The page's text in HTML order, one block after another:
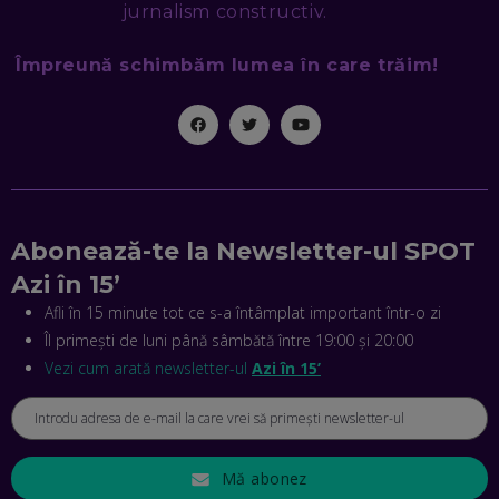
EP. 46
EP. 44
CRISTIAN GROZEA, BEEFAST: PREGĂTIM CEL MAI BUN
DISPECERAT AUTOMAT DE PE PIAȚĂ! CUM POATE
REVOLUȚIONA LIVRĂRILE RAPIDE, DIN ROMÂNIA PÂNĂ ÎN
ASIA
EP. 43
ANDREI NICOARĂ, EXPERT ÎN E-GUVERNARE: N-O SĂ NE
MAI MEARGĂ PREA MULT CU MANȚOGĂRII! DACĂ NU NE
RESPECTĂM OBLIGAȚIILE EUROPENE, VOM AVEA
PROBLEME
jurnalism constructiv.
Împreună schimbăm lumea în care trăim!
Abonează-te la Newsletter-ul SPOT
Azi în 15’
Afli în 15 minute tot ce s-a întâmplat important într-o zi
Îl primești de luni până sâmbătă între 19:00 și 20:00
Vezi cum arată newsletter-ul Azi în 15’
Mă abonez